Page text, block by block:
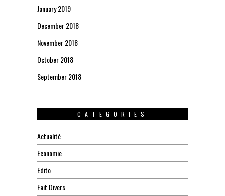
January 2019
December 2018
November 2018
October 2018
September 2018
CATEGORIES
Actualité
Economie
Edito
Fait Divers